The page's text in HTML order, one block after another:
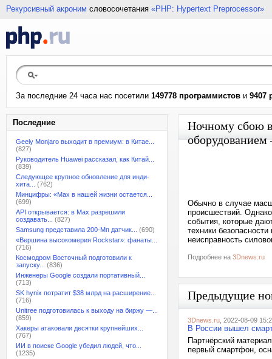
Рекурсивный акроним словосочетания «PHP: Hypertext Preprocessor»
За последние 24 часа нас посетили 149778 программистов и 9407
Последние
Geely Monjaro выходит в премиум: в Китае...
(827)
Руководитель Huawei рассказал, как Китай...
(839)
Следующее крупное обновление для инди-
хита...
(762)
Минцифры: «Max в нашей жизни остается...
(699)
API открывается: в Max разрешили
создавать...
(827)
Samsung представила 200-Мп датчик...
(690)
«Вершина высокомерия Rockstar»: фанаты...
(716)
Космодром Восточный подготовили к
запуску...
(836)
Инженеры Google создали портативный...
(713)
SK hynix потратит $38 млрд на расширение...
(716)
Unitree подготовилась к выходу на биржу —...
(859)
Хакеры атаковали десятки крупнейших...
(767)
ИИ в поиске Google убедил людей, что...
(1235)
Ночному сбою
оборудованием
Обычно в случае
происшествий.
события, которые
техники
неисправность
Подробнее на 3Dnews.ru
Предыдущие
3Dnews.ru , 2022-08-09
В России вышел
Партнёрский
первый смартфон,